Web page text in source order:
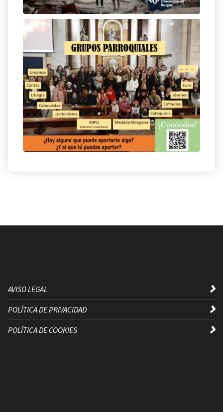
AVISO LEGAL
POLÍTICA DE PRIVACIDAD
POLÍTICA DE COOKIES